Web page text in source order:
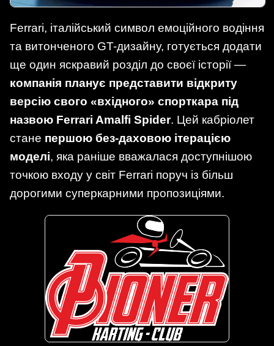
Ferrari, італійський символ емоційного водіння
та витонченого GT-дизайну, готується додати
ще один яскравий розділ до своєї історії —
компанія планує представити відкриту
версію свого «вхідного» спорткара під
назвою Ferrari Amalfi Spider. Цей кабріолет
стане першою без-даховою ітерацією
моделі, яка раніше вважалася доступнішою
точкою входу у світ Ferrari поруч із більш
дорогими суперкарними пропозиціями.